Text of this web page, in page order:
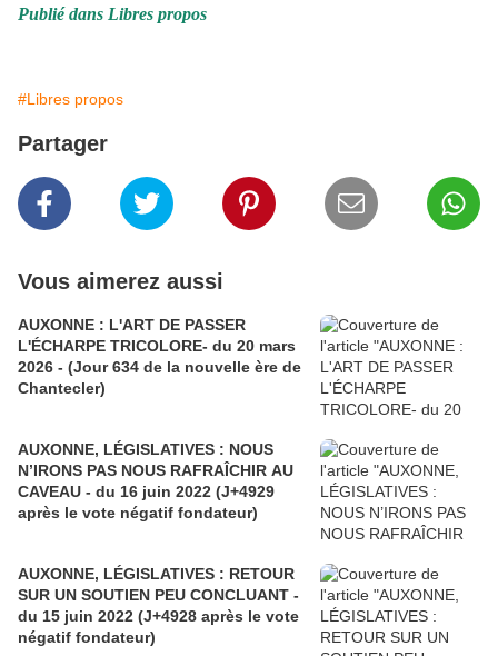
Publié dans Libres propos
#Libres propos
Partager
Vous aimerez aussi
AUXONNE : L'ART DE PASSER
L'ÉCHARPE TRICOLORE- du 20 mars
2026 - (Jour 634 de la nouvelle ère de
Chantecler)
AUXONNE, LÉGISLATIVES : NOUS
N’IRONS PAS NOUS RAFRAÎCHIR AU
CAVEAU - du 16 juin 2022 (J+4929
après le vote négatif fondateur)
AUXONNE, LÉGISLATIVES : RETOUR
SUR UN SOUTIEN PEU CONCLUANT -
du 15 juin 2022 (J+4928 après le vote
négatif fondateur)